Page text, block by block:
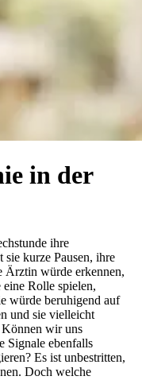
in der
ihre
sie kurze Pausen, ihre
Ärztin würde erkennen,
Rolle spielen,
würde beruhigend auf
und sie vielleicht
Können wir uns
Signale ebenfalls
Es ist unbestritten,
Doch welche